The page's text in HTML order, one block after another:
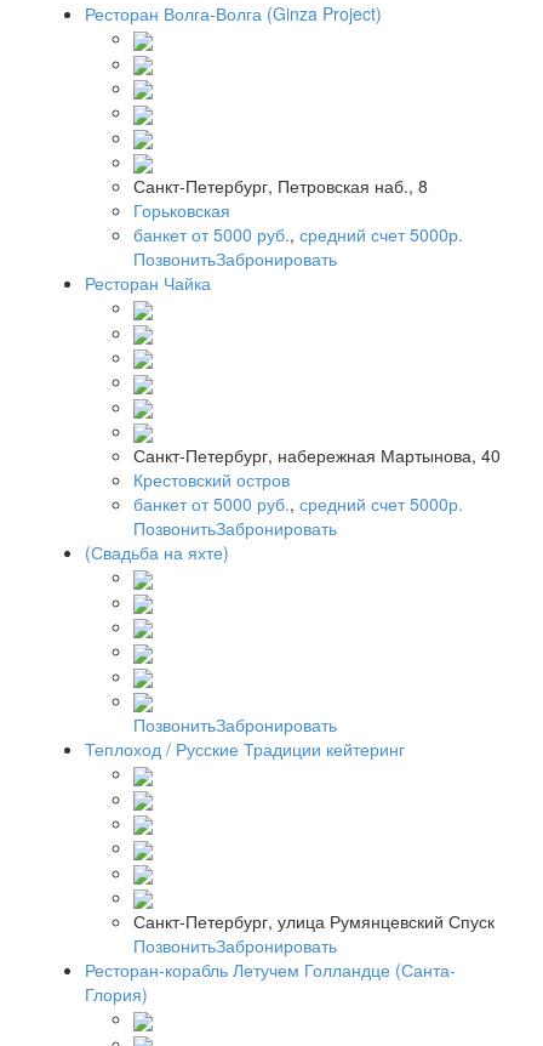
Ресторан Волга-Волга (Ginza Project)
Санкт-Петербург, Петровская наб., 8
Горьковская
банкет от 5000 руб., средний счет 5000р.
ПозвонитьЗабронировать
Ресторан Чайка
Санкт-Петербург, набережная Мартынова, 40
Крестовский остров
банкет от 5000 руб., средний счет 5000р.
ПозвонитьЗабронировать
(Свадьба на яхте)
ПозвонитьЗабронировать
Теплоход / Русские Традиции кейтеринг
Санкт-Петербург, улица Румянцевский Спуск
ПозвонитьЗабронировать
Ресторан-корабль Летучем Голландце (Санта-
Глория)